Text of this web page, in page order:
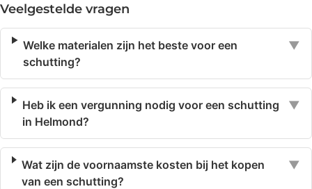
Veelgestelde vragen
Welke materialen zijn het beste voor een
schutting?
▼
Heb ik een vergunning nodig voor een schutting
in Helmond?
▼
Wat zijn de voornaamste kosten bij het kopen
van een schutting?
▼